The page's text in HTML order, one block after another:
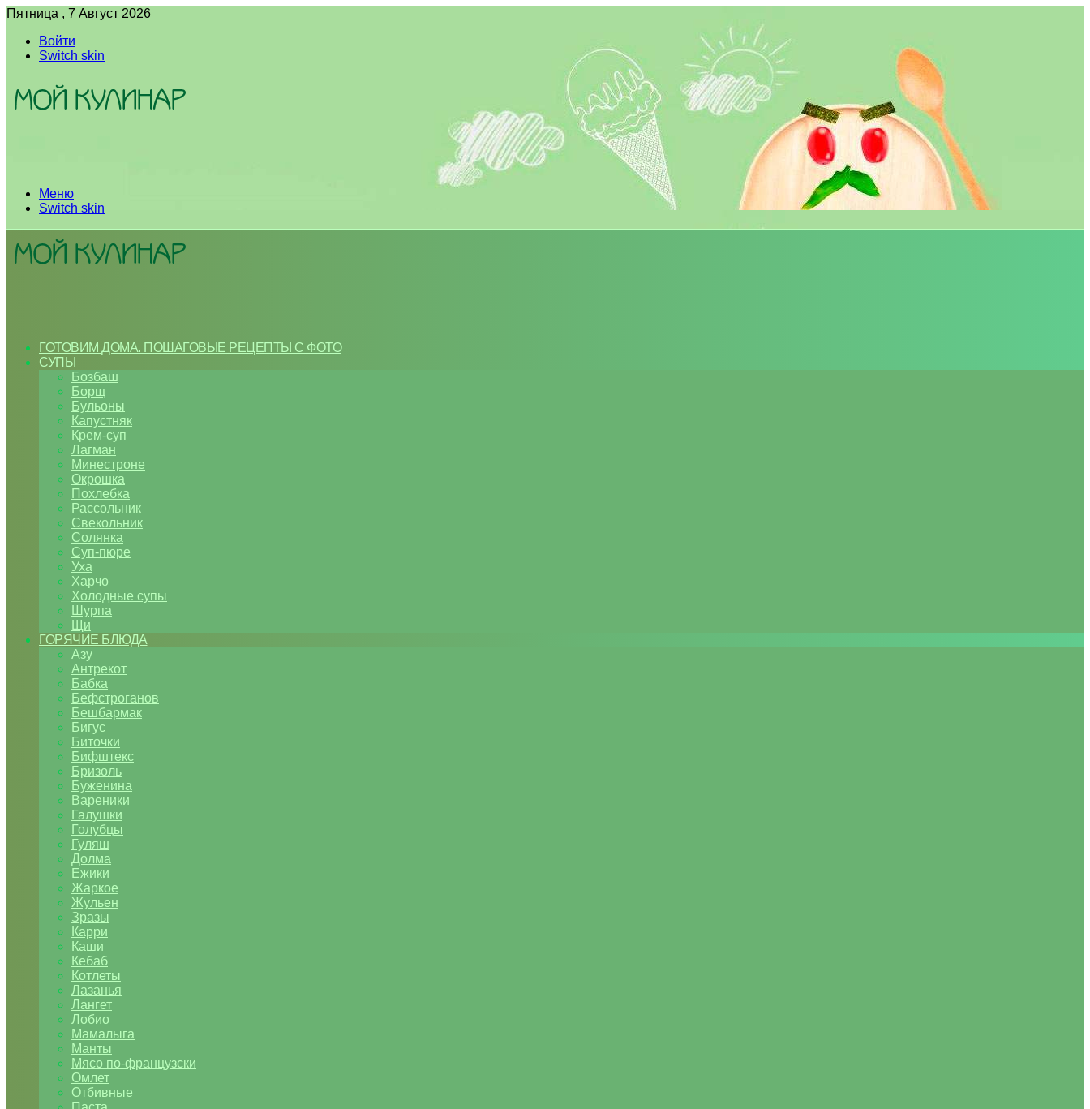
Пятница , 7 Август 2026
Войти
Switch skin
Меню
Switch skin
ГОТОВИМ ДОМА. ПОШАГОВЫЕ РЕЦЕПТЫ С ФОТО
СУПЫ
Бозбаш
Борщ
Бульоны
Капустняк
Крем-суп
Лагман
Минестроне
Окрошка
Похлебка
Рассольник
Свекольник
Солянка
Суп-пюре
Уха
Харчо
Холодные супы
Шурпа
Щи
ГОРЯЧИЕ БЛЮДА
Азу
Антрекот
Бабка
Бефстроганов
Бешбармак
Бигус
Биточки
Бифштекс
Бризоль
Буженина
Вареники
Галушки
Голубцы
Гуляш
Долма
Ежики
Жаркое
Жульен
Зразы
Карри
Каши
Кебаб
Котлеты
Лазанья
Лангет
Лобио
Мамалыга
Манты
Мясо по-французски
Омлет
Отбивные